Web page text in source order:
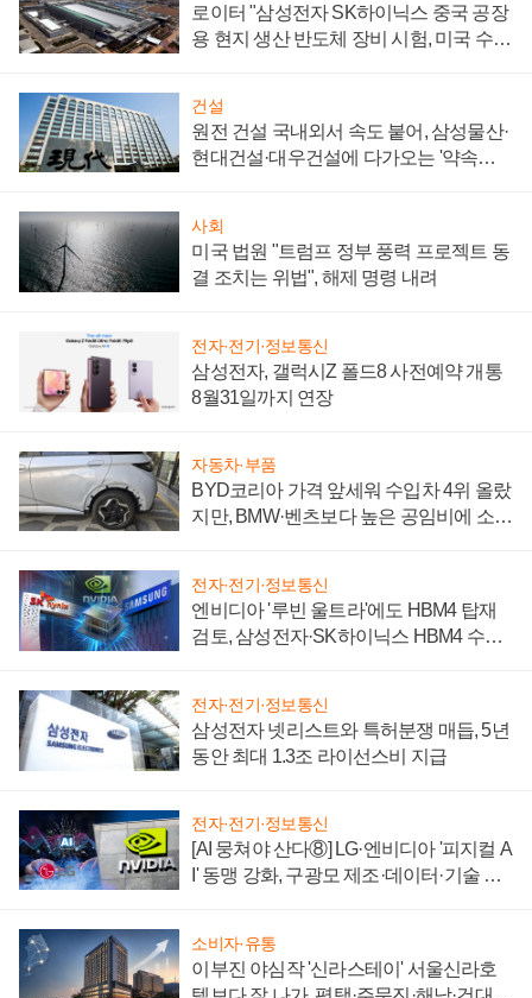
로이터 "삼성전자 SK하이닉스 중국 공장
용 현지 생산 반도체 장비 시험, 미국 수출
건설
원전 건설 국내외서 속도 붙어, 삼성물산·
현대건설·대우건설에 다가오는 '약속의
사회
미국 법원 "트럼프 정부 풍력 프로젝트 동
결 조치는 위법", 해제 명령 내려
전자·전기·정보통신
삼성전자, 갤럭시Z 폴드8 사전예약 개통
8월31일까지 연장
자동차·부품
BYD코리아 가격 앞세워 수입차 4위 올랐
지만, BMW·벤츠보다 높은 공임비에 소비
전자·전기·정보통신
엔비디아 '루빈 울트라'에도 HBM4 탑재
검토, 삼성전자·SK하이닉스 HBM4 수율
전자·전기·정보통신
삼성전자 넷리스트와 특허분쟁 매듭, 5년
동안 최대 1.3조 라이선스비 지급
전자·전기·정보통신
[AI 뭉쳐야 산다⑧] LG·엔비디아 '피지컬 A
I' 동맹 강화, 구광모 제조·데이터·기술 결
소비자·유통
이부진 야심작 '신라스테이' 서울신라호